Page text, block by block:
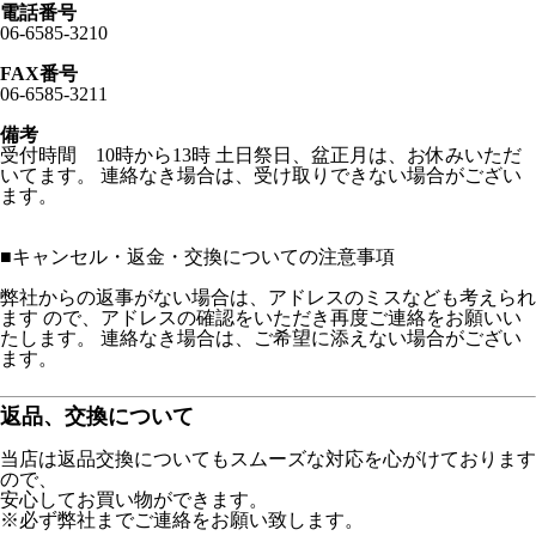
電話番号
06-6585-3210
FAX番号
06-6585-3211
備考
受付時間 10時から13時 土日祭日、盆正月は、お休みいただ
いてます。 連絡なき場合は、受け取りできない場合がござい
ます。
■キャンセル・返金・交換についての注意事項
弊社からの返事がない場合は、アドレスのミスなども考えられ
ます ので、アドレスの確認をいただき再度ご連絡をお願いい
たします。 連絡なき場合は、ご希望に添えない場合がござい
ます。
返品、交換について
当店は返品交換についてもスムーズな対応を心がけております
ので、
安心してお買い物ができます。
※必ず弊社までご連絡をお願い致します。